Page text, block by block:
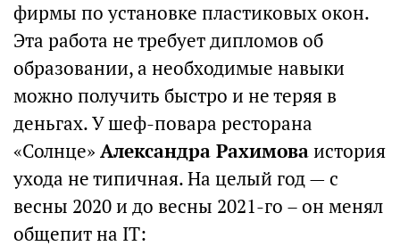
фирмы по установке пластиковых окон.
Эта работа не требует дипломов об
образовании, а необходимые навыки
можно получить быстро и не теряя в
деньгах. У шеф-повара ресторана
«Солнце»Александра Рахимоваистория
ухода не типичная. На целый год — с
весны 2020 и до весны 2021-го – он менял
общепит на IT: